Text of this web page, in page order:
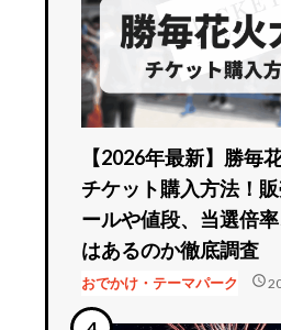
【2026年最新】勝毎
チケット購入方法！
ールや値段、当選倍
はあるのか徹底調査
おでかけ・テーマパーク schedule